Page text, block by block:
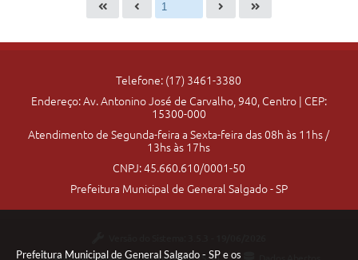
Prefeitura Municipal de General Salgado - SP e os
Telefone: (17) 3461-3380
Endereço: Av. Antonino José de Carvalho, 940, Centro | CEP:
15300-000
Atendimento de Segunda-feira a Sexta-feira das 08h às 11hs /
13hs às 17hs
CNPJ: 45.660.610/0001-50
Prefeitura Municipal de General Salgado - SP